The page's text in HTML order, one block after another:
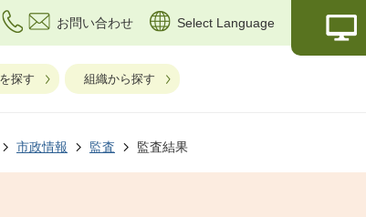
お問い合わせ Select Language
探す 組織から探す
市政情報 監査 監査結果